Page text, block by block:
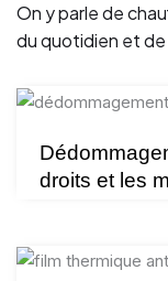
On y parle de
du quotidien et
droits et les